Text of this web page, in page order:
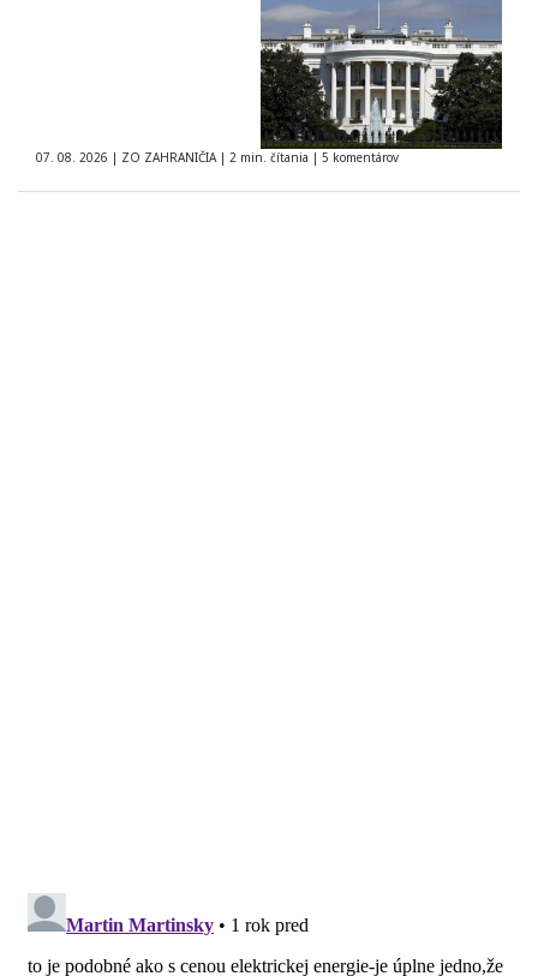
07. 08. 2026 | ZO ZAHRANIČIA | 2 min. čítania | 5 komentárov